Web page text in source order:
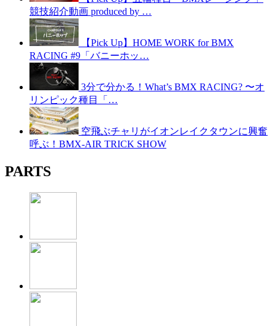
競技紹介動画 produced by …
【Pick Up】HOME WORK for BMX
RACING #9「バニーホッ…
3分で分かる！What’s BMX RACING? 〜オ
リンピック種目「…
空飛ぶチャリがイオンレイクタウンに興奮
呼ぶ！BMX-AIR TRICK SHOW
PARTS